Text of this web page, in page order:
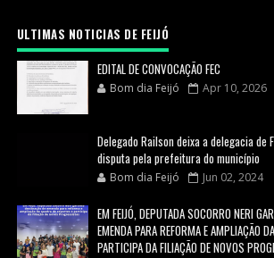
ULTIMAS NOTICIAS DE FEIJÓ
EDITAL DE CONVOCAÇÃO FEC
Bom dia Feijó Apr 10, 2026
Delegado Railson deixa a delegacia de
disputa pela prefeitura do município
Bom dia Feijó Jun 02, 2024
EM FEIJÓ, DEPUTADA SOCORRO NERI
EMENDA PARA REFORMA E AMPLIAÇÃO
PARTICIPA DA FILIAÇÃO DE NOVOS